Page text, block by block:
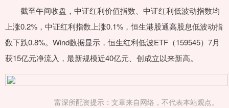
截至午间收盘，中证红利价值指数、中证红利低波动指数均
上涨0.2%，中证红利指数上涨0.1%，恒生港股通高股息低波动指
数下跌0.8%。Wind数据显示，恒生红利低波ETF（159545）7月
获15亿元净流入，最新规模近40亿元、创成立以来新高。
富深所配资提示：文章来自网络，不代表本站观点。